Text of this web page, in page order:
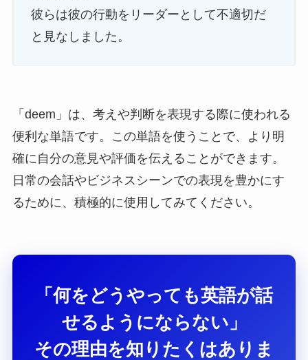
彼らは彼の行動をリーダーとして不適切だ
と見なしました。
「deem」は、考えや判断を表現する際に使われる
便利な単語です。この単語を使うことで、より明
確に自分の意見や評価を伝えることができます。
日常の会話やビジネスシーンでの表現を豊かにす
るために、積極的に使用してみてください。
「何をどうやっても英語が話
せるようにならない」
その理由を知りたくはありま